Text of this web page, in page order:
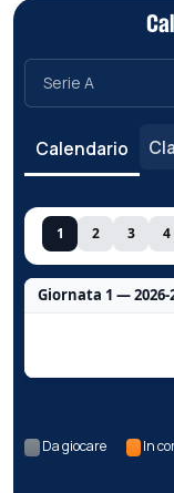
Calendario
1 2 3 4
Giornata 1 — 2026-
Da giocare In